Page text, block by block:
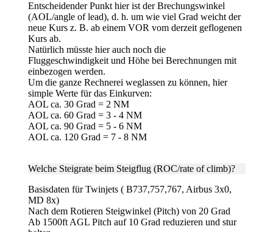
Entscheidender Punkt hier ist der Brechungswinkel
(AOL/angle of lead), d. h. um wie viel Grad weicht der
neue Kurs z. B. ab einem VOR vom derzeit geflogenen
Kurs ab.
Natürlich müsste hier auch noch die
Fluggeschwindigkeit und Höhe bei Berechnungen mit
einbezogen werden.
Um die ganze Rechnerei weglassen zu können, hier
simple Werte für das Einkurven:
AOL ca. 30 Grad = 2 NM
AOL ca. 60 Grad = 3 - 4 NM
AOL ca. 90 Grad = 5 - 6 NM
AOL ca. 120 Grad = 7 - 8 NM
Welche Steigrate beim Steigflug(ROC/rate of climb)?
Basisdaten für Twinjets ( B737,757,767, Airbus 3x0,
MD 8x)
Nach dem Rotieren Steigwinkel (Pitch) von 20 Grad
Ab 1500ft AGL Pitch auf 10 Grad reduzieren und stur